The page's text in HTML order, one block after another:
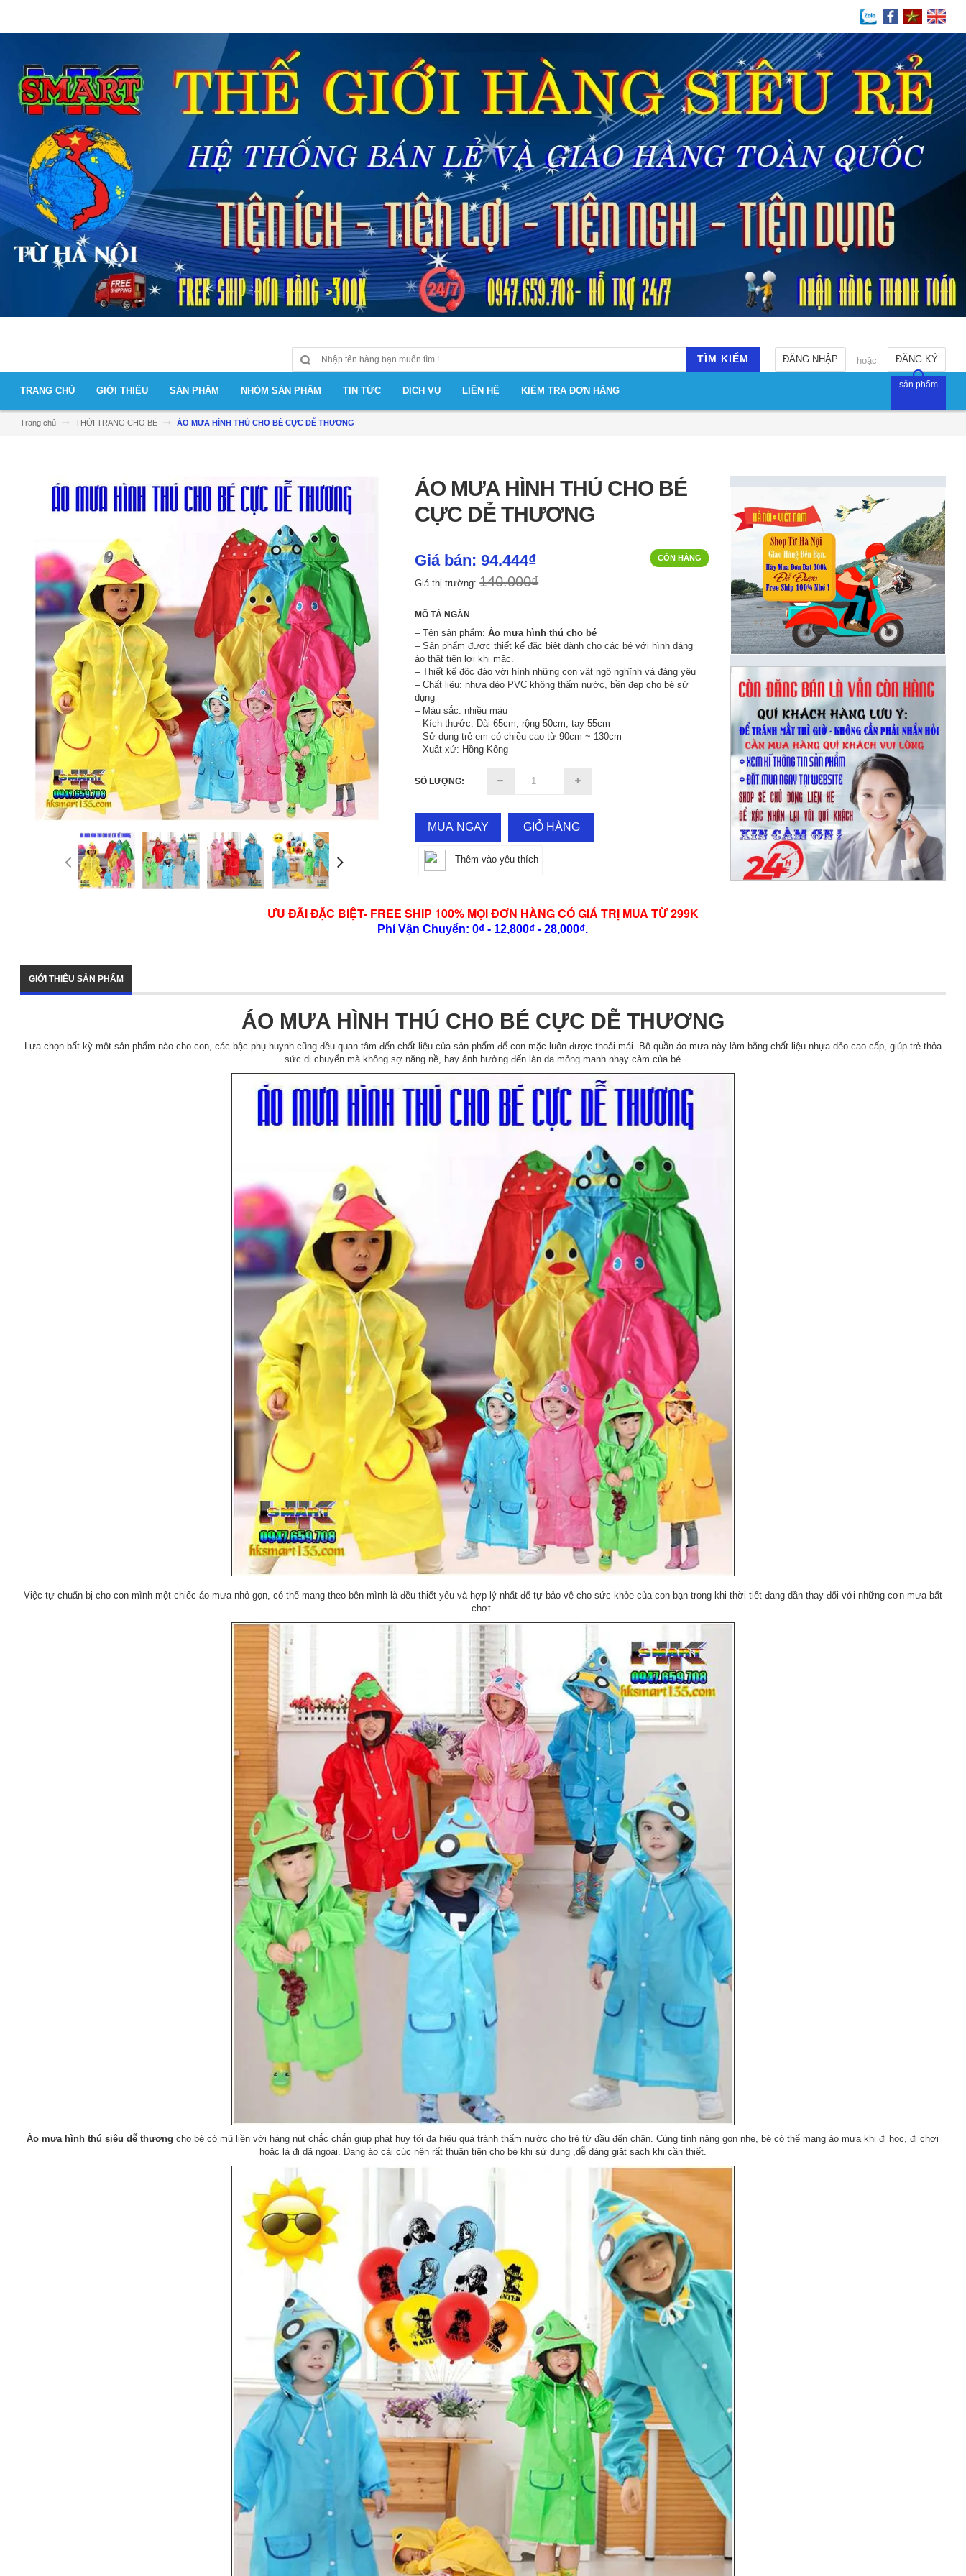
ĐĂNG KÝ
hoặc
ĐĂNG NHẬP
TÌM KIẾM
TRANG CHỦ GIỚI THIỆU SẢN PHẨM NHÓM SẢN PHẨM TIN TỨC DỊCH VỤ LIÊN HỆ KIỂM TRA ĐƠN HÀNG
sản phẩm
Trang chủ THỜI TRANG CHO BÉ ÁO MƯA HÌNH THÚ CHO BÉ CỰC DỄ THƯƠNG
ÁO MƯA HÌNH THÚ CHO BÉ
CỰC DỄ THƯƠNG
CÒN HÀNG
Giá bán: 94.444₫
Giá thị trường:140.000₫
MÔ TẢ NGẮN
– Tên sản phẩm:Áo mưa hình thú cho bé
– Sản phẩm được thiết kế đặc biệt dành cho các bé với hình dáng
áo thật tiện lợi khi mặc.
– Thiết kế độc đáo với hình những con vật ngộ nghĩnh và đáng yêu
– Chất liệu: nhựa dẻo PVC không thấm nước, bền đẹp cho bé sử
dụng
– Màu sắc: nhiều màu
– Kích thước: Dài 65cm, rộng 50cm, tay 55cm
– Sử dụng trẻ em có chiều cao từ 90cm ~ 130cm
– Xuất xứ: Hồng Kông
SỐ LƯỢNG:
MUA NGAY GIỎ HÀNG
Thêm vào yêu thích
ƯU ĐÃI ĐẶC BIỆT- FREE SHIP 100% MỌI ĐƠN HÀNG CÓ GIÁ TRỊ MUA TỪ 299K
Phí Vận Chuyển: 0₫ - 12,800₫ - 28,000₫.
GIỚI THIỆU SẢN PHẨM
ÁO MƯA HÌNH THÚ CHO BÉ CỰC DỄ THƯƠNG
Lựa chọn bất kỳ một sản phẩm nào cho con, các bậc phụ huynh cũng đều quan tâm đến chất liệu của sản phẩm để con mặc luôn được thoải mái. Bộ quần áo mưa này làm bằng chất liệu nhựa dẻo cao cấp, giúp trẻ thỏa
sức di chuyển mà không sợ nặng nề, hay ảnh hưởng đến làn da mỏng manh nhạy cảm của bé
Việc tự chuẩn bị cho con mình một chiếc áo mưa nhỏ gọn, có thể mang theo bên mình là đều thiết yếu và hợp lý nhất để tự bảo vệ cho sức khỏe của con bạn trong khi thời tiết đang dần thay đổi với những cơn mưa bất
chợt.
Áo mưa hình thú siêu dễ thương cho bé có mũ liền với hàng nút chắc chắn giúp phát huy tối đa hiệu quả tránh thấm nước cho trẻ từ đầu đến chân. Cùng tính năng gọn nhẹ, bé có thể mang áo mưa khi đi học, đi chơi
hoặc là đi dã ngoại. Dạng áo cài cúc nên rất thuận tiện cho bé khi sử dụng ,dễ dàng giặt sạch khi cần thiết.